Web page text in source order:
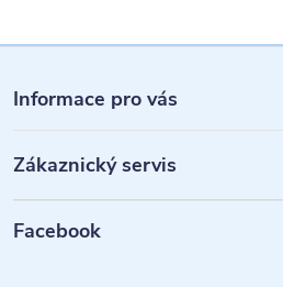
á
p
a
Informace pro vás
Zákaznický servis
Facebook